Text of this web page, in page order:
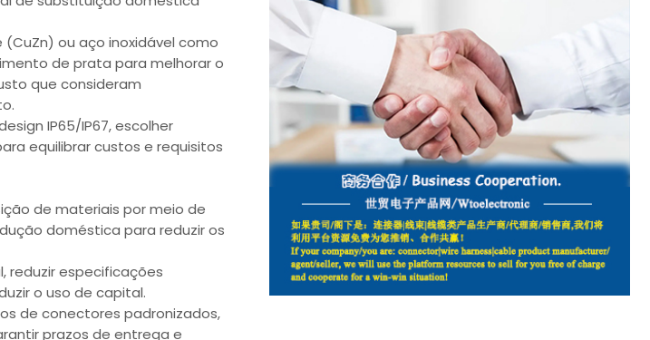
ou aço inoxidável como
de prata para melhorar o
que consideram
IP65/IP67, escolher
equilibrar custos e requisitos
de materiais por meio de
doméstica para reduzir os
reduzir especificações
o uso de capital.
de conectores padronizados,
prazos de entrega e